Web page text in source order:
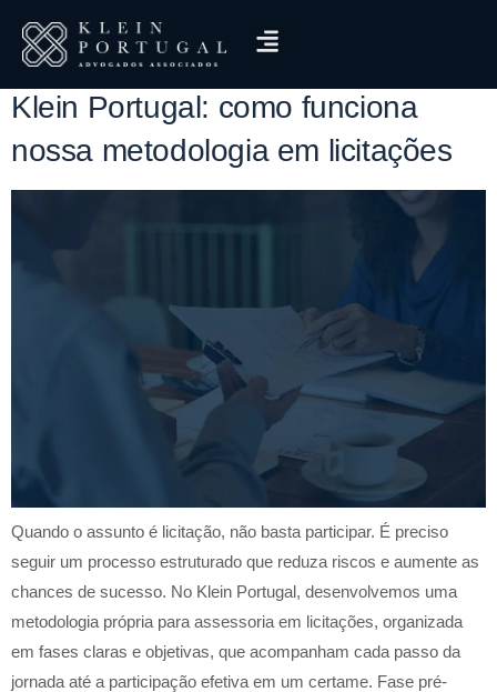
Tag:fases da licitação
Klein Portugal: como funciona
nossa metodologia em licitações
Quando o assunto é licitação, não basta participar. É preciso
seguir um processo estruturado que reduza riscos e aumente as
chances de sucesso. No Klein Portugal, desenvolvemos uma
metodologia própria para assessoria em licitações, organizada
em fases claras e objetivas, que acompanham cada passo da
jornada até a participação efetiva em um certame. Fase pré-